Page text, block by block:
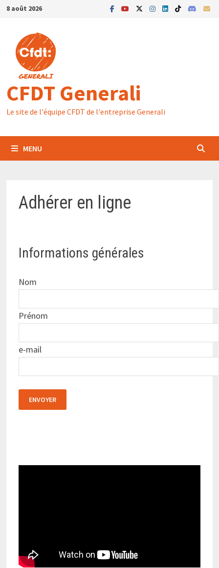
Passer
contenu
8 août 2026
CFDT Generali
Le site de l'équipe CFDT de l'entreprise Generali
MENU
Adhérer en ligne
Informations générales
Nom
Prénom
e-mail